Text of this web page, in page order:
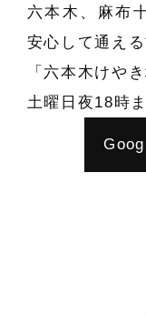
六本木、麻布
安心して通え
「六本木けや
土曜日夜18時